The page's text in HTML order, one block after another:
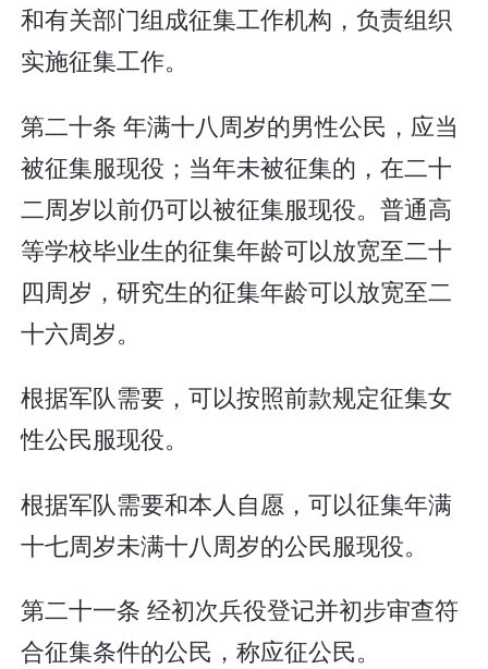
和有关部门组成征集工作机构，负责组织
实施征集工作。
第二十条 年满十八周岁的男性公民，应当
被征集服现役；当年未被征集的，在二十
二周岁以前仍可以被征集服现役。普通高
等学校毕业生的征集年龄可以放宽至二十
四周岁，研究生的征集年龄可以放宽至二
十六周岁。
根据军队需要，可以按照前款规定征集女
性公民服现役。
根据军队需要和本人自愿，可以征集年满
十七周岁未满十八周岁的公民服现役。
第二十一条 经初次兵役登记并初步审查符
合征集条件的公民，称应征公民。